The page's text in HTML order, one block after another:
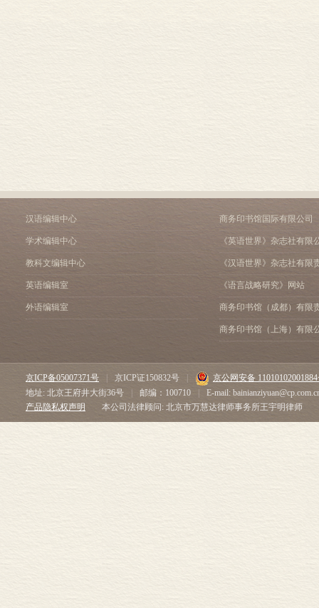
汉语编辑中心
学术编辑中心
教科文编辑中心
英语编辑室
外语编辑室
商务印书馆国际有限公司
《英语世界》杂志社有限
《汉语世界》杂志社有限
《语言战略研究》网站
商务印书馆（成都）有限
商务印书馆（上海）有限
京ICP备05007371号 京ICP证150832号
京公网安备
地址: 北京王府井大街36号
邮编：100710
E-mail:
产品隐私权声明
本公司法律顾问: 北京市万慧达律师事务所王宇明律师